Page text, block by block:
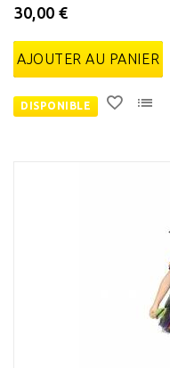
30,00 €
AJOUTER AU PANIER
DISPONIBLE